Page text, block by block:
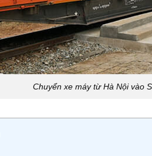
Chuyển xe máy từ Hà Nội vào